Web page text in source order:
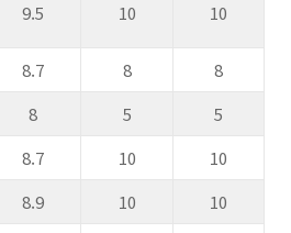
9.5 10 10
8.7 8
8
8 5
5
8.7 10
10
8.9 10
10